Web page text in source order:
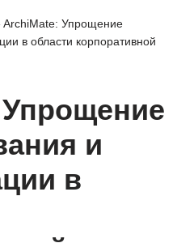
ArchiMate: Упрощение
в области корпоративной
и
в